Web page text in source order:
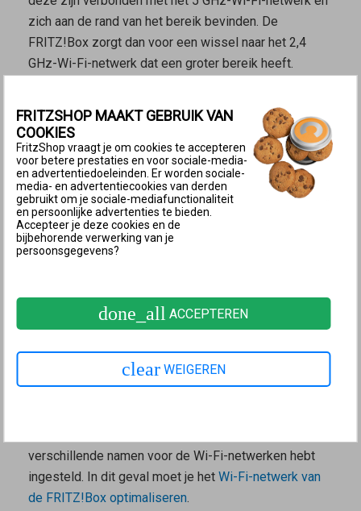
zich aan de rand van het bereik bevinden. De
FRITZ!Box zorgt dan voor een wissel naar het 2,4
GHz-Wi-Fi-netwerk dat een groter bereik heeft.
Het 2,4 GHz-Wi-Fi-netwerk heeft een groter bereik,
omdat lage frequenties gemakkelijker kunnen
doordringen in obstakels zoals muren en
waterhoudende of metalen voorwerpen.
Het 5 GHz-Wi-Fi-netwerk heeft in de buurt van een
Wi-Fi-router een hogere snelheid, omdat hier een
breder frequentiespectrum kan worden gebruikt.
worden getransporteerd.
Voorwaarden voor band steering
In de fabrieksinstellingen van de FRITZ!Box is band
steering al ingeschakeld. In hetMesh-netwerk van
verschillende namen voor de Wi-Fi-netwerken hebt
ingesteld. In dit geval moet je het Wi-Fi-netwerk van
de FRITZ!Box optimaliseren
FRITZSHOP MAAKT GEBRUIK VAN
COOKIES
FritzShop vraagt je om cookies te accepteren
voor betere prestaties en voor sociale-media-
en advertentiedoeleinden. Er worden sociale-
media- en advertentiecookies van derden
gebruikt om je sociale-mediafunctionaliteit
en persoonlijke advertenties te bieden.
Accepteer je deze cookies en de
bijbehorende verwerking van je
persoonsgegevens?
done_all ACCEPTEREN
clear WEIGEREN